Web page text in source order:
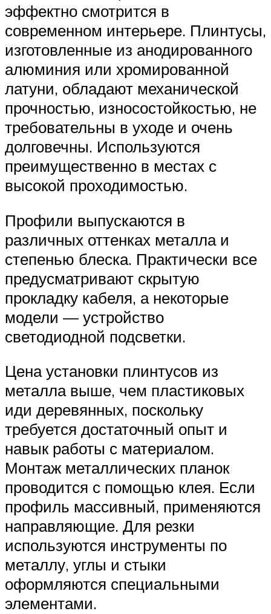
эффектно смотрится в
современном интерьере. Плинтусы,
изготовленные из анодированного
алюминия или хромированной
латуни, обладают механической
прочностью, износостойкостью, не
требовательны в уходе и очень
долговечны. Используются
преимущественно в местах с
высокой проходимостью.
Профили выпускаются в
различных оттенках металла и
степенью блеска. Практически все
предусматривают скрытую
прокладку кабеля, а некоторые
модели — устройство
светодиодной подсветки.
Цена установки плинтусов из
металла выше, чем пластиковых
иди деревянных, поскольку
требуется достаточный опыт и
навык работы с материалом.
Монтаж металлических планок
проводится с помощью клея. Если
профиль массивный, применяются
направляющие. Для резки
используются инструменты по
металлу, углы и стыки
оформляются специальными
элементами.